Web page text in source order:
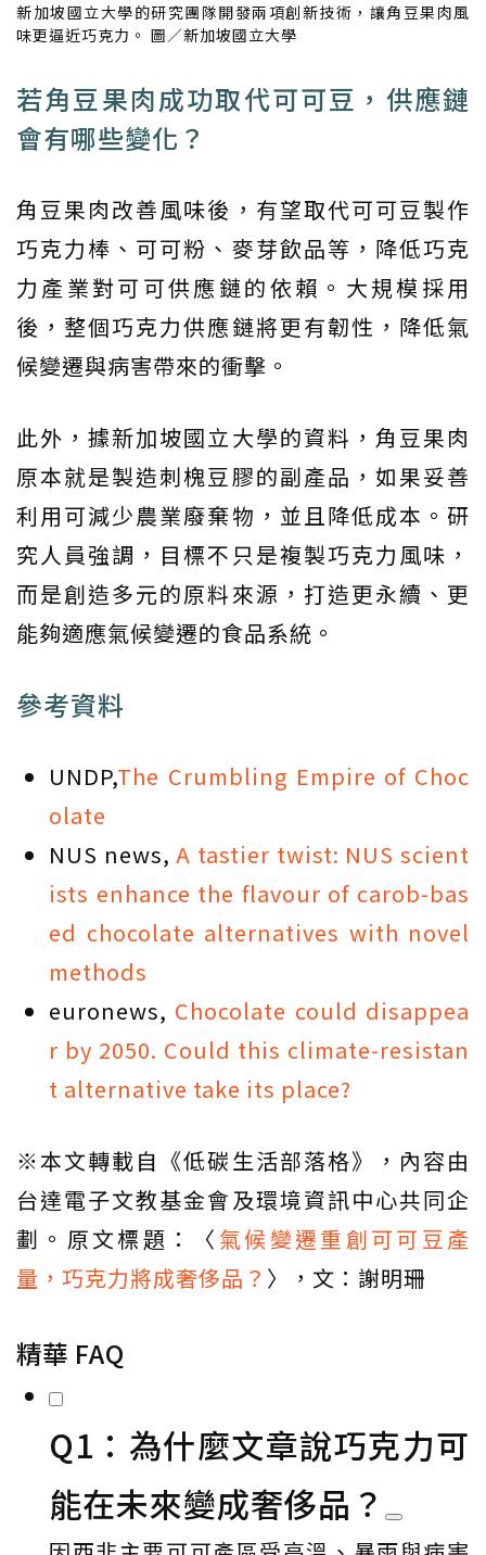
新加坡國立大學的研究團隊開發兩項創新技術，讓角豆果肉風
味更逼近巧克力。 圖／新加坡國立大學
若角豆果肉成功取代可可豆，供應鏈
會有哪些變化？
角豆果肉改善風味後，有望取代可可豆製作
巧克力棒、可可粉、麥芽飲品等，降低巧克
力產業對可可供應鏈的依賴。大規模採用
後，整個巧克力供應鏈將更有韌性，降低氣
候變遷與病害帶來的衝擊。
此外，據新加坡國立大學的資料，角豆果肉
原本就是製造刺槐豆膠的副產品，如果妥善
利用可減少農業廢棄物，並且降低成本。研
究人員強調，目標不只是複製巧克力風味，
而是創造多元的原料來源，打造更永續、更
能夠適應氣候變遷的食品系統。
參考資料
UNDP,The Crumbling Empire of Choc
olate
NUS news,A tastier twist: NUS scient
ists enhance the flavour of carob-bas
ed chocolate alternatives with novel
methods
euronews, Chocolate could disappea
r by 2050. Could this climate-resistan
t alternative take its place?
※本文轉載自《低碳生活部落格》，內容由
台達電子文教基金會及環境資訊中心共同企
劃。原文標題：〈 氣候變遷重創可可豆產
量，巧克力將成奢侈品？ 〉，文：謝明珊
精華 FAQ
Q1：為什麼文章說巧克力可
能在未來變成奢侈品？